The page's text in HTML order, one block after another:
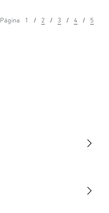
Página 1 2 3 4 5